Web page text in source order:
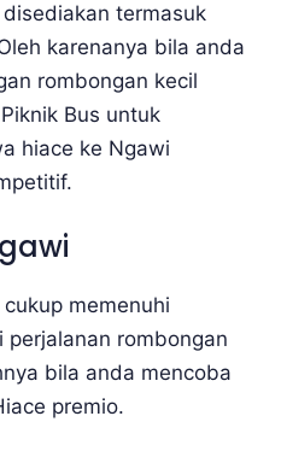
termasuk
karenanya bila anda
rombongan kecil
Bus untuk
hiace ke Ngawi
memenuhi
rombongan
bila anda mencoba
premio.